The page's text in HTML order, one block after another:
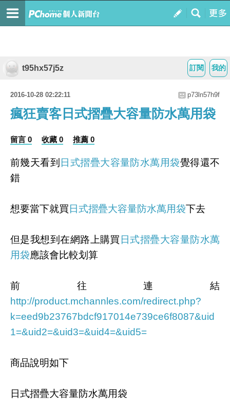
我的
訂閱
t95hx57j5z
2016-10-28 02:22:11 p73ln57h9f
瘋狂賣客日式摺疊大容量防水萬用袋
留言 0 收藏 0 推薦 0
前幾天看到 日式摺疊大容量防水萬用袋覺得還不
錯
想要當下就買 日式摺疊大容量防水萬用袋下去
但是我想到在網路上購買 日式摺疊大容量防水萬
用袋應該會比較划算
前往連結
http://product.mchannles.com/redirect.php?
k=eed9b23767bdcf917014e739ce6f8087&uid
1=&uid2=&uid3=&uid4=&uid5=
商品說明如下
日式摺疊大容量防水萬用袋